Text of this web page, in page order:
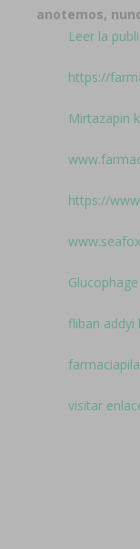
anotemos,
Leer la
https://
Mirtazapin
https://
fliban addyi
visitar